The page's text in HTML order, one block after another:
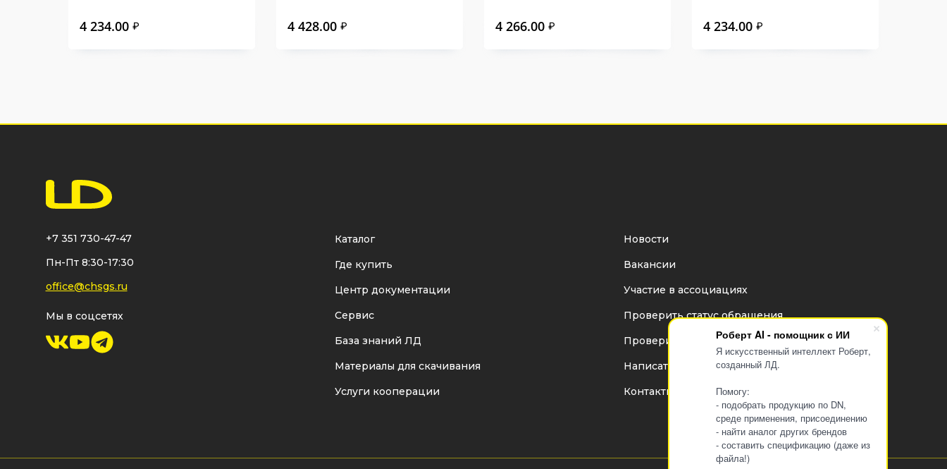
Роберт AI - помощник с ИИ
Я искусственный интеллект Роберт,
созданный ЛД.
Помогу:
- подобрать продукцию по DN,
среде применения, присоединению
- найти аналог других брендов
- составить спецификацию (даже из
файла!)
4 234.00 ₽ 4 428.00 ₽ 4 266.00 ₽ 4 234.00 ₽
+7 351 730-47-47
Пн-Пт 8:30-17:30
office@chsgs.ru
Мы в соцсетях
Каталог
Где купить
Центр документации
Сервис
База знаний ЛД
Материалы для скачивания
Услуги кооперации
Новости
Вакансии
Участие в ассоциациях
Проверить статус обращения
Проверить статус дилера
Написать директору
Контакты